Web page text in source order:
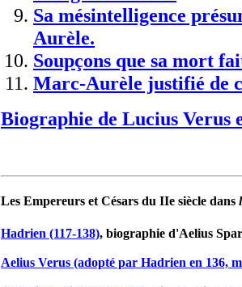
Sa mésintelligence
Aurèle.
Soupçons que sa mort
Marc-Aurèle justifié de
Biographie de Lucius Verus
Les Empereurs et Césars du IIe siècle dans
Hadrien (117-138), biographie d'Aelius
Aelius Verus (adopté par Hadrien en 136,